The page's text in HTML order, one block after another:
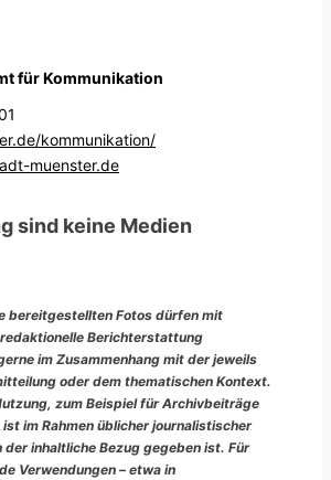
für Kommunikation
kommunikation/
muenster.de
sind keine Medien
bereitgestellten Fotos dürfen mit
Berichterstattung
im Zusammenhang mit der jeweils
oder dem thematischen Kontext.
zum Beispiel für Archivbeiträge
im Rahmen üblicher journalistischer
inhaltliche Bezug gegeben ist. Für
Verwendungen – etwa in